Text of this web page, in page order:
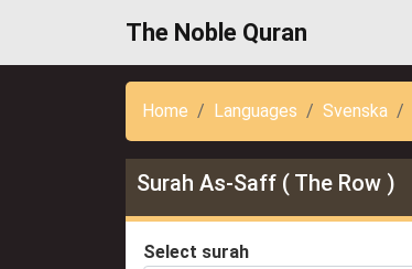
The Noble Quran
Home Languages Svenska
Surah As-Saff ( The Row )
Select surah